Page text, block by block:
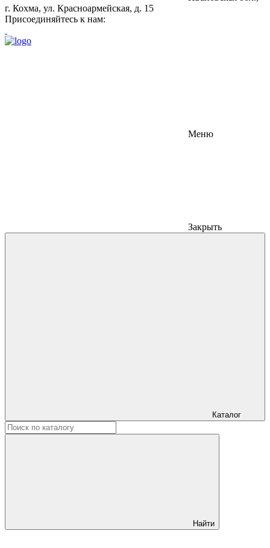
г. Кохма, ул. Красноармейская, д. 15
Присоединяйтесь к нам:
Меню
Закрыть
Каталог
Найти